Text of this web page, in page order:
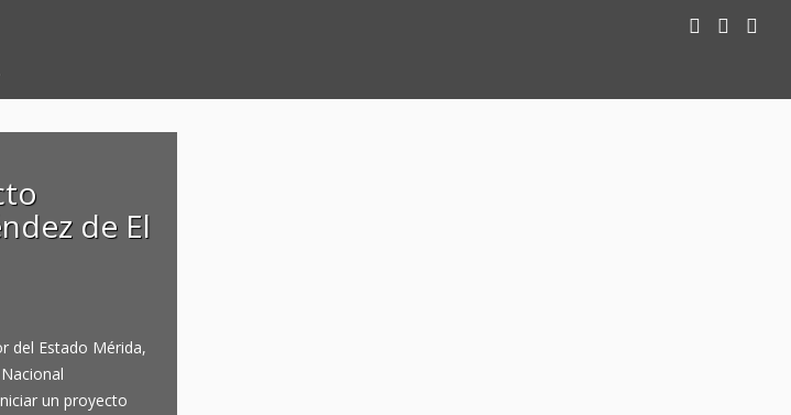
de El
del Estado Mérida,
un proyecto